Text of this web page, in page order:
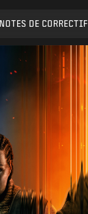
NOTES DE CORRECTIF